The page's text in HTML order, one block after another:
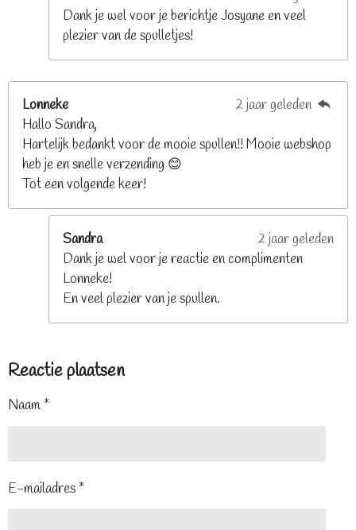
Dank je wel voor je berichtje Josyane en veel
plezier van de spulletjes!
Lonneke
2 jaar geleden
Hallo Sandra,
Hartelijk bedankt voor de mooie spullen!! Mooie webshop
heb je en snelle verzending 😊
Tot een volgende keer!
Sandra
2 jaar geleden
Dank je wel voor je reactie en complimenten
Lonneke!
En veel plezier van je spullen.
Reactie plaatsen
Naam *
E-mailadres *